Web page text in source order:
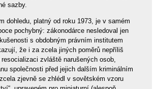
sazby.
dohledu, platný od roku 1973, je v samém
pochybný: zákonodárce nesledoval jen
s obdobným právním institutem
že i za zcela jiných poměrů nepříliš
zvláště narušených osob,
společnosti před jejich dalším kriminálním
zjevně se zhlédl v sovětském vzoru